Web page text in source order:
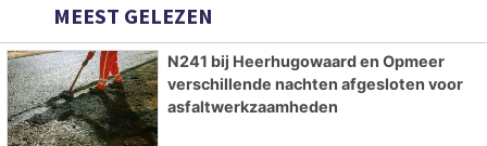
MEEST GELEZEN
N241 bij Heerhugowaard en Opmeer
verschillende nachten afgesloten voor
asfaltwerkzaamheden